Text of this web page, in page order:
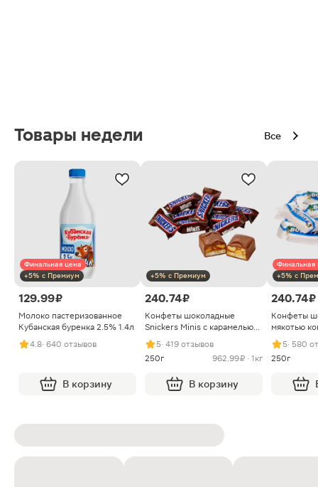
Товары недели Все
Финальная цена
+5% с Премиум
129.99 ₽
Молоко пастеризованное
Кубанская буренка 2.5% 1.4л
4.8· 640 отзывов
В корзину
+5% с Премиум
240.74 ₽
Конфеты шоколадные
Snickers Minis с карамелью
арахисом и нугой
5· 419 отзывов
250г
962.99 ₽ · 1кг
В корзину
Финальная
+5% с
240.74 ₽
Конфеты
мякотью
5· 580
250г